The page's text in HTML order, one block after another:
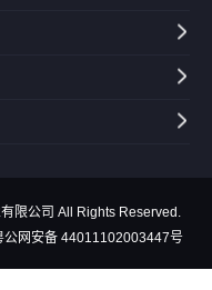
限公司 All Rights Reserved.
公网安备 44011102003447号